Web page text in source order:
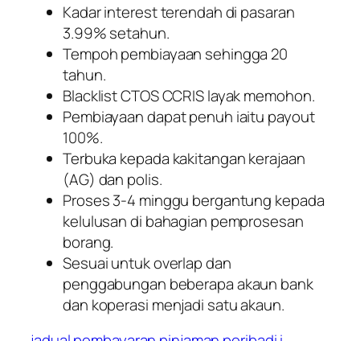
Kadar interest terendah di pasaran
3.99% setahun.
Tempoh pembiayaan sehingga 20
tahun.
Blacklist CTOS CCRIS layak memohon.
Pembiayaan dapat penuh iaitu payout
100%.
Terbuka kepada kakitangan kerajaan
(AG) dan polis.
Proses 3-4 minggu bergantung kepada
kelulusan di bahagian pemprosesan
borang.
Sesuai untuk overlap dan
penggabungan beberapa akaun bank
dan koperasi menjadi satu akaun.